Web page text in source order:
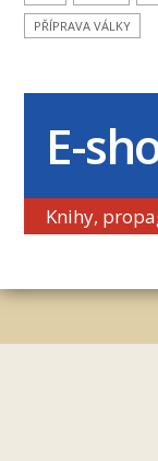
PŘÍPRAVA VÁLKY
E-
Knihy,